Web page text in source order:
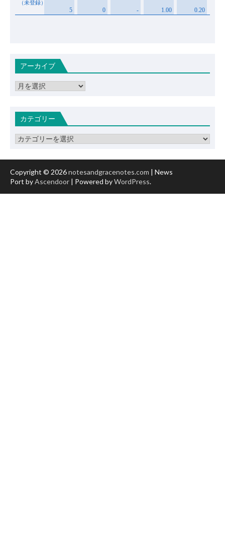
アーカイブ
ア
イ
ブ
カテゴリー
カ
ー
Copyright © 2026notesandgracenotes.com | News
Port byAscendoor | Powered byWordPress.